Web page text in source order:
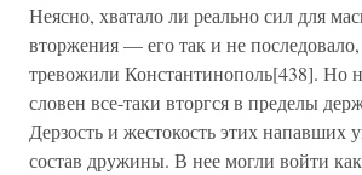
Неясно, хватало ли реально сил для
вторжения — его так и не
тревожили Константинополь[438]. Но
словен все-таки вторгся в пределы
Дерзость и жестокость этих напавших
состав дружины. В нее могли войти